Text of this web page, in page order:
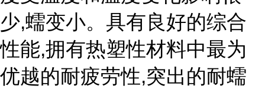
少,蠕变小。具有良好的综合
性能,拥有热塑性材料中最为
优越的耐疲劳性,突出的耐蠕